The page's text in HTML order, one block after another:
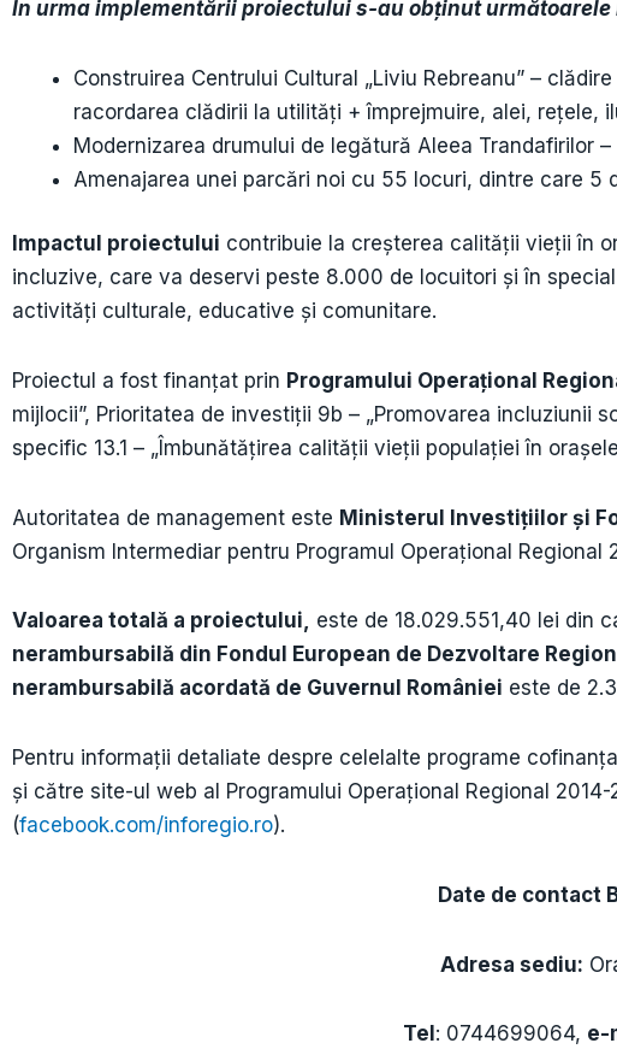
În urma implementării proiectului s-au obținut următoarele
Construirea Centrului Cultural „Liviu Rebreanu” –
racordarea clădirii la utilități + împrejmuire, alei, rețele,
Modernizarea drumului de legătură Aleea Trandafirilor
Amenajarea unei parcări noi cu 55 locuri, dintre care 5
Impactul proiectului contribuie la creșterea calității vieții în
incluzive, care va deservi peste 8.000 de locuitori și în
activități culturale, educative și comunitare.
Proiectul a fost finanțat prin Programului Operaţional
mijlocii”, Prioritatea de investiţii 9b – „Promovarea incluziunii
specific 13.1 – „Îmbunătățirea calității vieții populației în
Autoritatea de management este Ministerul Investițiilor și
Organism Intermediar pentru Programul Operaţional Regional
Valoarea totală a proiectului, este de 18.029.551,40 lei din
nerambursabilă din Fondul European de Dezvoltare
nerambursabilă acordată de Guvernul României este de
Pentru informaţii detaliate despre celelalte programe
şi către site-ul web al Programului Operaţional Regional 2014-
(facebook.com/inforegio.ro).
Date de contact
Adresa sediu:
Tel : 0744699064, e-